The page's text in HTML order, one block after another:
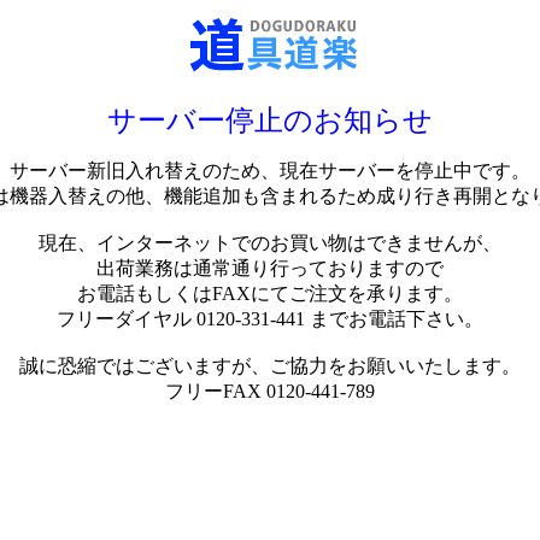
サーバー停止のお知らせ
サーバー新旧入れ替えのため、現在サーバーを停止中です。
機器入替えの他、機能追加も含まれるため成り行き再開とな
現在、インターネットでのお買い物はできませんが、
出荷業務は通常通り行っておりますので
お電話もしくはFAXにてご注文を承ります。
フリーダイヤル 0120-331-441 までお電話下さい。
誠に恐縮ではございますが、ご協力をお願いいたします。
フリーFAX 0120-441-789